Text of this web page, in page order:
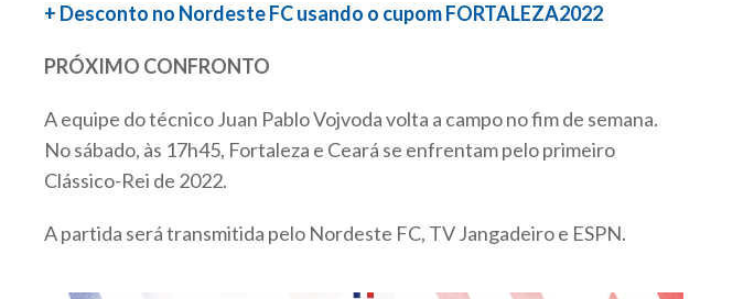
+ Desconto no Nordeste FC usando o cupom FORTALEZA2022
PRÓXIMO CONFRONTO
A equipe do técnico Juan Pablo Vojvoda volta a campo no fim de semana.
No sábado, às 17h45, Fortaleza e Ceará se enfrentam pelo primeiro
Clássico-Rei de 2022.
A partida será transmitida pelo Nordeste FC, TV Jangadeiro e ESPN.